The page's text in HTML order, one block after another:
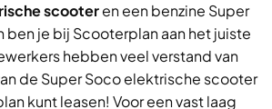
scooteren een benzine Super
ben je bij Scooterplan aan het juiste
hebben veel verstand van
de Super Soco elektrische scooter
kunt leasen! Voor een vast laag